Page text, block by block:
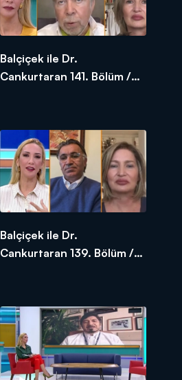
Balçiçek ile Dr.
Cankurtaran 141. Bölüm /
Balçiçek ile Dr.
Cankurtaran 139. Bölüm /